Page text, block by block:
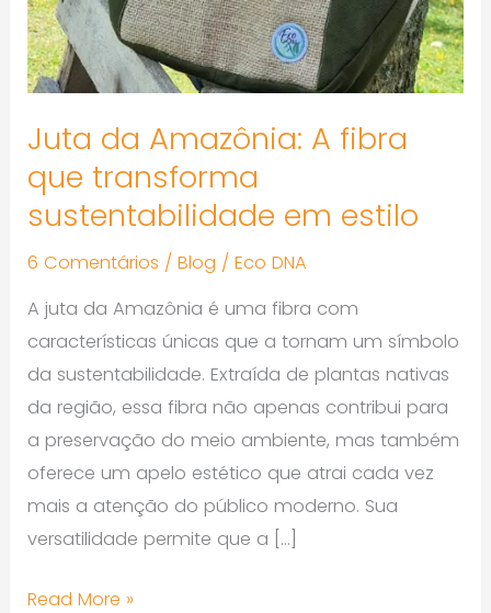
Juta da Amazônia: A fibra
que transforma
sustentabilidade em estilo
6 Comentários /Blog /Eco DNA
A juta da Amazônia é uma fibra com
características únicas que a tornam um símbolo
da sustentabilidade. Extraída de plantas nativas
da região, essa fibra não apenas contribui para
a preservação do meio ambiente, mas também
oferece um apelo estético que atrai cada vez
mais a atenção do público moderno. Sua
versatilidade permite que a […]
transforma
sustentabilidade
em
Read More »